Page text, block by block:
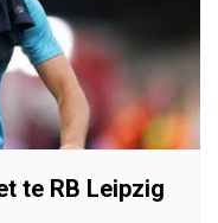
te RB Leipzig